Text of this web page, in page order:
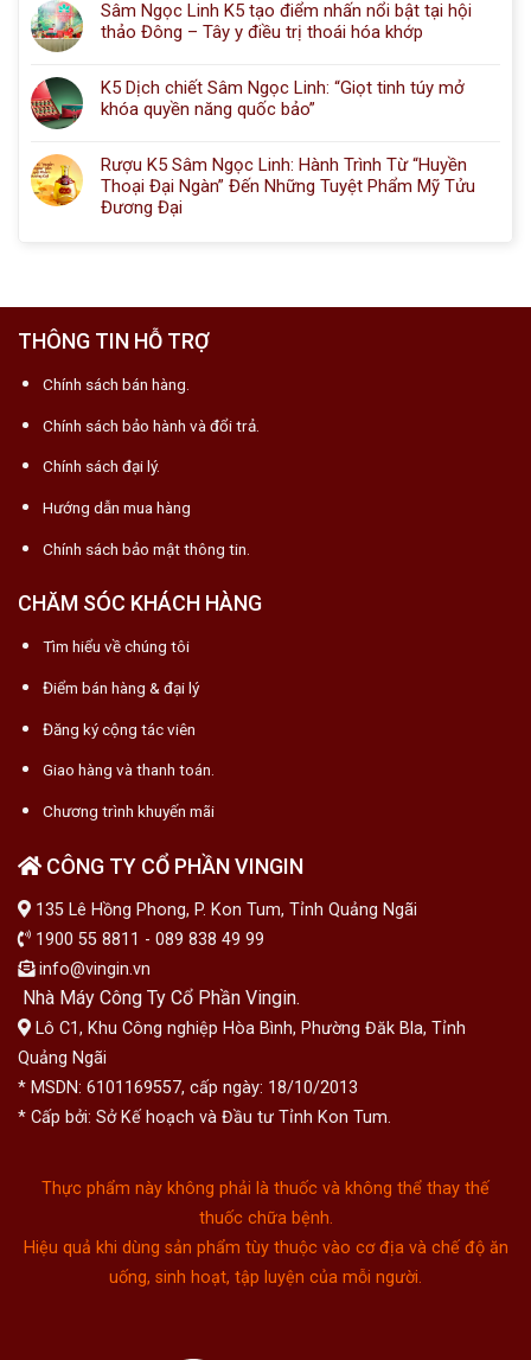
Sâm Ngọc Linh K5 tạo điểm nhấn nổi bật tại hội
thảo Đông – Tây y điều trị thoái hóa khớp
K5 Dịch chiết Sâm Ngọc Linh: “Giọt tinh túy mở
khóa quyền năng quốc bảo”
Rượu K5 Sâm Ngọc Linh: Hành Trình Từ “Huyền
Thoại Đại Ngàn” Đến Những Tuyệt Phẩm Mỹ Tửu
Đương Đại
THÔNG TIN HỖ TRỢ
Chính sách bán hàng.
Chính sách bảo hành và đổi trả.
Chính sách đại lý.
Hướng dẫn mua hàng
Chính sách bảo mật thông tin.
CHĂM SÓC KHÁCH HÀNG
Tìm hiểu về chúng tôi
Điểm bán hàng & đại lý
Đăng ký cộng tác viên
Giao hàng và thanh toán.
Chương trình khuyến mãi
CÔNG TY CỔ PHẦN VINGIN
135 Lê Hồng Phong, P. Kon Tum, Tỉnh Quảng Ngãi
1900 55 8811 - 089 838 49 99
info@vingin.vn
Nhà Máy Công Ty Cổ Phần Vingin.
Lô C1, Khu Công nghiệp Hòa Bình, Phường Đăk Bla, Tỉnh
Quảng Ngãi
* MSDN: 6101169557, cấp ngày: 18/10/2013
* Cấp bởi: Sở Kế hoạch và Đầu tư Tỉnh Kon Tum.
Thực phẩm này không phải là thuốc và không thể thay thế
thuốc chữa bệnh.
Hiệu quả khi dùng sản phẩm tùy thuộc vào cơ địa và chế độ ăn
uống, sinh hoạt, tập luyện của mỗi người.